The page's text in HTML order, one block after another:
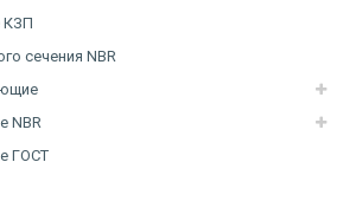
КЗП
сечения NBR
NBR
ГОСТ